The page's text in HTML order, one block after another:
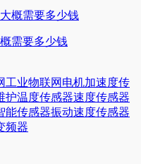
需要多少钱
工业物联网 电机加速度传
护温度传感器速度传感器
能传感器振动速度传感器
频器